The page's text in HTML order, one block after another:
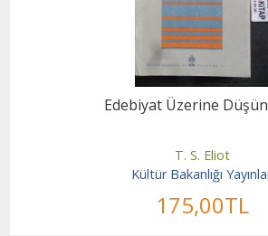
Edebiyat Üzerine
T. S. Eliot
Kültür Bakanlığı
175,00TL